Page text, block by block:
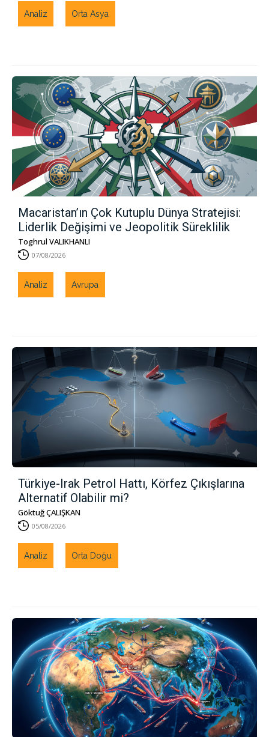
Analiz Orta Asya
Macaristan’ın Çok Kutuplu Dünya Stratejisi:
Liderlik Değişimi ve Jeopolitik Süreklilik
Toghrul VALIKHANLI
07/08/2026
Analiz Avrupa
Türkiye-Irak Petrol Hattı, Körfez Çıkışlarına
Alternatif Olabilir mi?
Göktuğ ÇALIŞKAN
05/08/2026
Analiz Orta Doğu